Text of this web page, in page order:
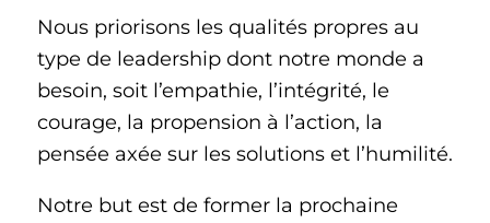
Nous priorisons les qualités propres au
type de leadership dont notre monde a
besoin, soit l’empathie, l’intégrité, le
courage, la propension à l’action, la
pensée axée sur les solutions et l’humilité.
Notre but est de former la prochaine